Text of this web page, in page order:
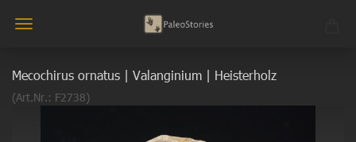
Mecochirus ornatus | Valanginium | Heisterholz
(Art.Nr.: F2738)